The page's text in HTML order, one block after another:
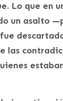
Lo que en
un asalto
las